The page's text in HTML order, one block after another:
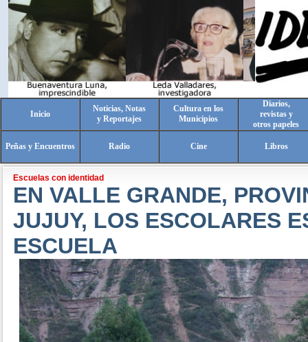
Inicio
Noticias, Notas
y Reportajes
Cultura en los
Municipios
Diarios,
revistas y
otros papeles
Peñas y Encuentros Radio Cine Libros
Escuelas con identidad
EN VALLE GRANDE,
JUJUY, LOS ESCOLARES
ESCUELA